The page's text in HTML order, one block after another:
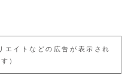
エイトなどの広告が表示され
）